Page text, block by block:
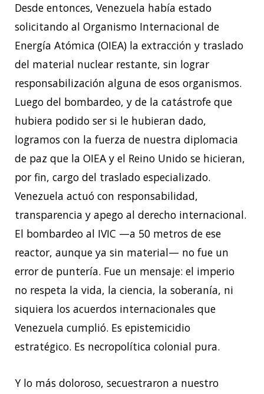
Desde entonces, Venezuela había estado
solicitando al Organismo Internacional de
Energía Atómica (OIEA) la extracción y traslado
del material nuclear restante, sin lograr
responsabilización alguna de esos organismos.
Luego del bombardeo, y de la catástrofe que
hubiera podido ser si le hubieran dado,
logramos con la fuerza de nuestra diplomacia
de paz que la OIEA y el Reino Unido se hicieran,
por fin, cargo del traslado especializado.
Venezuela actuó con responsabilidad,
transparencia y apego al derecho internacional.
El bombardeo al IVIC —a 50 metros de ese
reactor, aunque ya sin material— no fue un
error de puntería. Fue un mensaje: el imperio
no respeta la vida, la ciencia, la soberanía, ni
siquiera los acuerdos internacionales que
Venezuela cumplió. Es epistemicidio
estratégico. Es necropolítica colonial pura.
Y lo más doloroso, secuestraron a nuestro